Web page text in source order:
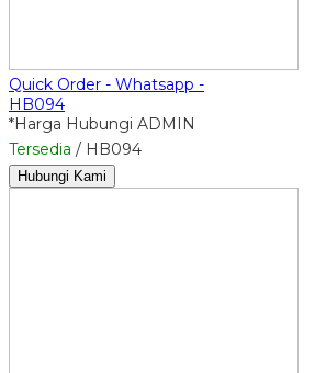
Quick Order - Whatsapp -
HB094
*Harga Hubungi ADMIN
Tersedia / HB094
Hubungi Kami